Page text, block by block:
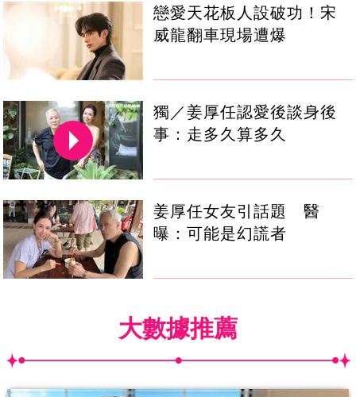
戀愛天花板人設破功！宋
威龍翻車現場遭爆
獨／姜厚任認愛後談身後
事：走多久算多久
姜厚任女友引話題 醫
曝：可能是幻謊者
大數據推薦